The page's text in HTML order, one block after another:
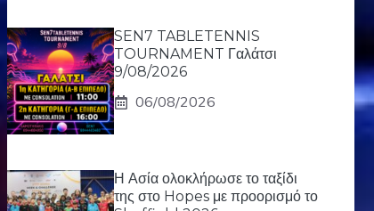
SEN7 TABLETENNIS
TOURNAMENT Γαλάτσι
9/08/2026
06/08/2026
Η Ασία ολοκλήρωσε το ταξίδι
της στο Hopes με προορισμό το